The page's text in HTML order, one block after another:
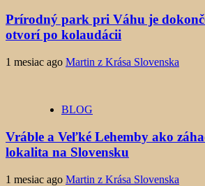
Prírodný park pri Váhu je
otvorí po kolaudácii
1 mesiac ago Martin z Krása Slovenska
BLOG
Vráble a Veľké Lehemby ako
lokalita na Slovensku
1 mesiac ago Martin z Krása Slovenska